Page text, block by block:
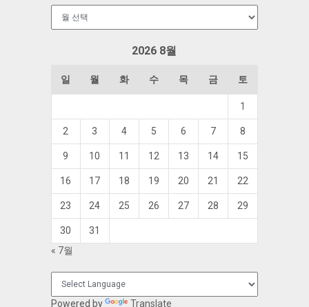
2026 8월
일 월 화 수 목 금 토
1
2 3 4 5 6 7 8
9 10 11 12 13 14 15
16 17 18 19 20 21 22
23 24 25 26 27 28 29
30
31
« 7월
Powered by Translate